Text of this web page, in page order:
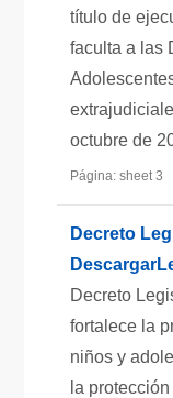
título de
faculta a las
octubre de
Página: sheet 3
Decreto
Decreto
fortalece la
niños y
la